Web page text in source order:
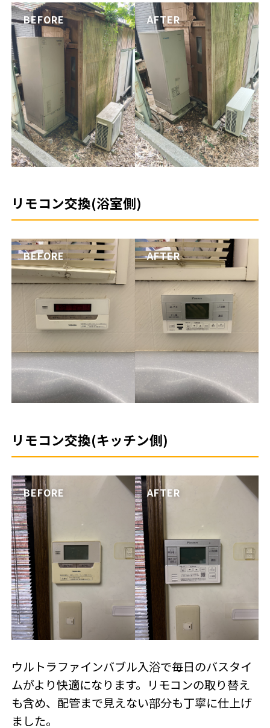
リモコン交換(浴室側)
リモコン交換(キッチン側)
ウルトラファインバブル入浴で毎日のバスタイ
ムがより快適になります。リモコンの取り替え
も含め、配管まで見えない部分も丁寧に仕上げ
ました。